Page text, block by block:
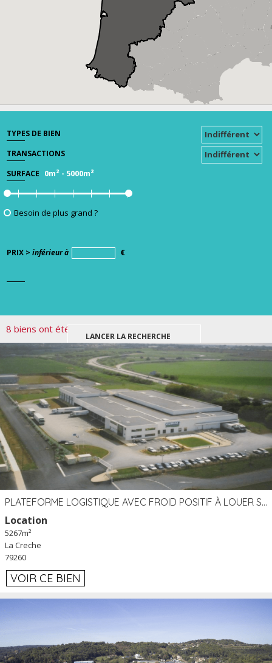
TYPES DE BIEN
TRANSACTIONS
SURFACE 0m² - 5000m²
Besoin de plus grand ?
PRIX > inférieur à €
8 biens ont été trouvés pour votre recherche.
PLATEFORME LOGISTIQUE AVEC FROID POSITIF À LOUER SECTEUR NIORT (79)
Location
5267m²
La Creche
79260
VOIR CE BIEN